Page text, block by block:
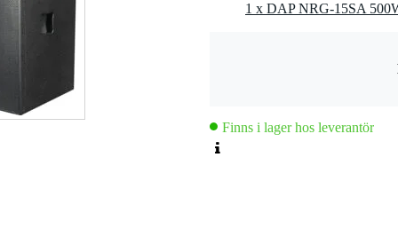
500 W
1000 W
polig XLR
Finns i lager hos leverantör